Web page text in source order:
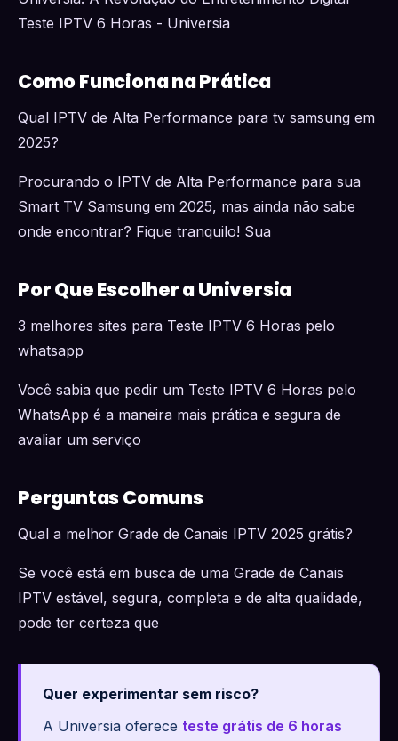
Teste IPTV 6 Horas - Universia
Como Funciona na Prática
Qual IPTV de Alta Performance para tv samsung em
2025?
Procurando o IPTV de Alta Performance para sua
Smart TV Samsung em 2025, mas ainda não sabe
onde encontrar? Fique tranquilo! Sua
Por Que Escolher a Universia
3 melhores sites para Teste IPTV 6 Horas pelo
whatsapp
Você sabia que pedir um Teste IPTV 6 Horas pelo
WhatsApp é a maneira mais prática e segura de
avaliar um serviço
Perguntas Comuns
Qual a melhor Grade de Canais IPTV 2025 grátis?
Se você está em busca de uma Grade de Canais
IPTV estável, segura, completa e de alta qualidade,
pode ter certeza que
Quer experimentar sem risco?
A Universia oferece teste grátis de 6 horas